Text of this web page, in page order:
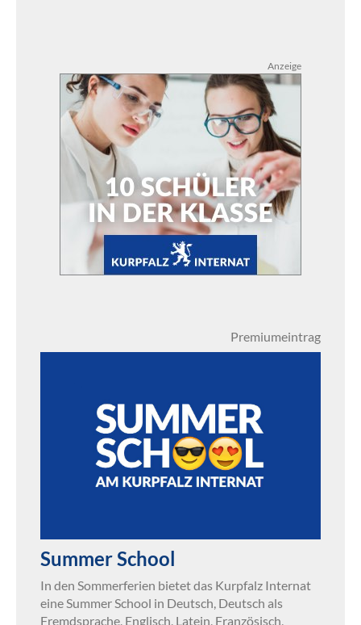
Anzeige
Premiumeintrag
Summer School
In den Sommerferien bietet das Kurpfalz Internat
eine Summer School in Deutsch, Deutsch als
Fremdsprache, Englisch, Latein, Französisch,